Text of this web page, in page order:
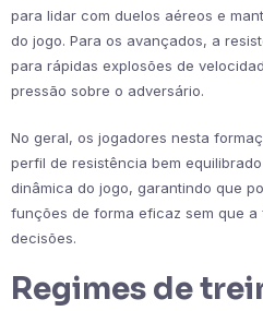
para lidar com duelos aéreos e
do jogo. Para os avançados, a
para rápidas explosões de
pressão sobre o adversário.
No geral, os jogadores nesta
perfil de resistência bem
dinâmica do jogo, garantindo que
funções de forma eficaz sem que
decisões.
Regimes de